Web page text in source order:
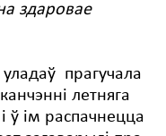
здаровае
прагучала
летняга
ў ім распачнецца